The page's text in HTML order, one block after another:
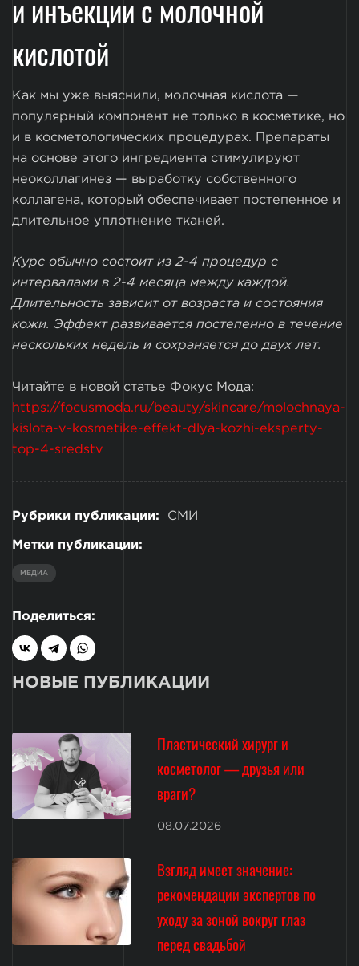
и инъекции с молочной
кислотой
Как мы уже выяснили, молочная кислота —
популярный компонент не только в косметике, но
и в косметологических процедурах. Препараты
на основе этого ингредиента стимулируют
неоколлагинез — выработку собственного
коллагена, который обеспечивает постепенное и
длительное уплотнение тканей.
Курс обычно состоит из 2-4 процедур с
интервалами в 2-4 месяца между каждой.
Длительность зависит от возраста и состояния
кожи. Эффект развивается постепенно в течение
нескольких недель и сохраняется до двух лет.
Читайте в новой статье Фокус Мода:
https://focusmoda.ru/beauty/skincare/molochnaya-
kislota-v-kosmetike-effekt-dlya-kozhi-eksperty-
top-4-sredstv
Рубрики публикации: СМИ
Метки публикации:
МЕДИА
Поделиться:
НОВЫЕ ПУБЛИКАЦИИ
Пластический хирург и
косметолог — друзья или
враги?
08.07.2026
Взгляд имеет значение:
рекомендации экспертов по
уходу за зоной вокруг глаз
перед свадьбой